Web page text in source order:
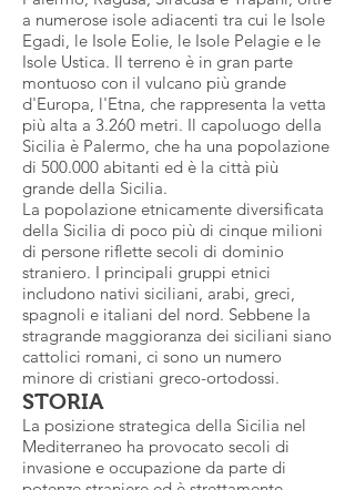
a numerose isole adiacenti tra cui le Isole
Egadi, le Isole Eolie, le Isole Pelagie e le
Isole Ustica. Il terreno è in gran parte
montuoso con il vulcano più grande
d'Europa, l'Etna, che rappresenta la vetta
più alta a 3.260 metri. Il capoluogo della
Sicilia è Palermo, che ha una popolazione
di 500.000 abitanti ed è la città più
grande della Sicilia.
La popolazione etnicamente diversificata
della Sicilia di poco più di cinque milioni
di persone riflette secoli di dominio
straniero. I principali gruppi etnici
includono nativi siciliani, arabi, greci,
spagnoli e italiani del nord. Sebbene la
stragrande maggioranza dei siciliani siano
cattolici romani, ci sono un numero
minore di cristiani greco-ortodossi.
STORIA
La posizione strategica della Sicilia nel
Mediterraneo ha provocato secoli di
invasione e occupazione da parte di